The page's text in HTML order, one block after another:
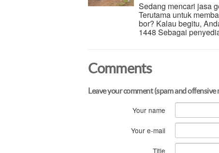
Sedang mencari jasa
Terutama untuk
bor? Kalau begitu,
1448 Sebagai
Comments
Leave your comment (spam and offensive
Your name
Your e-mail
Title